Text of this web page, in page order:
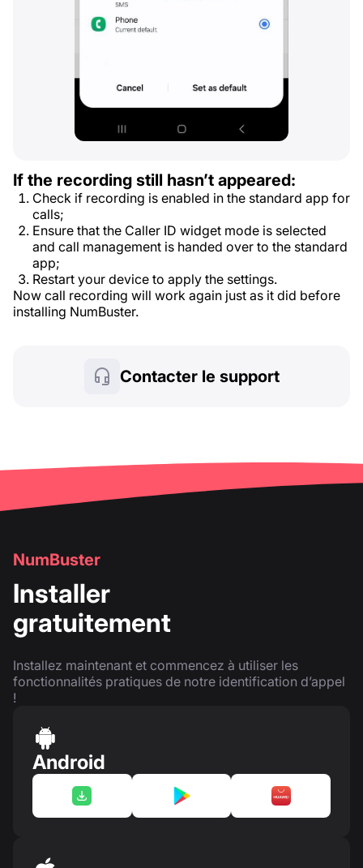
If the recording still hasn’t appeared:
Check if recording is enabled in the standard app for
calls;
Ensure that the Caller ID widget mode is selected
and call management is handed over to the standard
app;
Restart your device to apply the settings.
Now call recording will work again just as it did before
installing NumBuster.
Contacter le support
NumBuster
Installer
gratuitement
Installez maintenant et commencez à utiliser les
fonctionnalités pratiques de notre identification d’appel
!
Android